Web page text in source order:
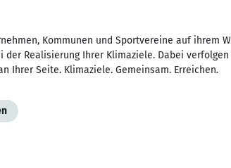
Kommunen und Sportvereine auf ihrem
der Realisierung Ihrer Klimaziele. Dabei
Ihrer Seite. Klimaziele. Gemeinsam. Erreichen.